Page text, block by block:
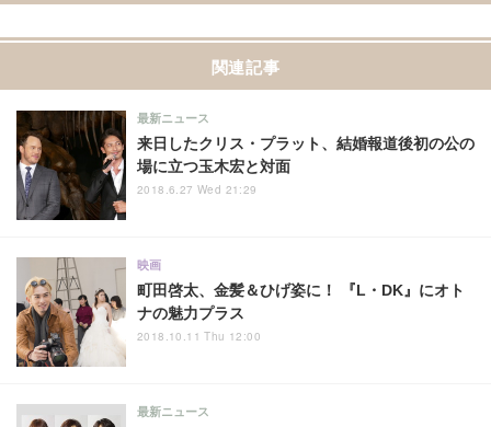
関連記事
来日したクリス・プラット、結婚報道後初の公の
場に立つ玉木宏と対面
最新ニュース
2018.6.27 Wed 21:29
町田啓太、金髪＆ひげ姿に！ 『L・DK』にオト
ナの魅力プラス
映画
2018.10.11 Thu 12:00
最新ニュース